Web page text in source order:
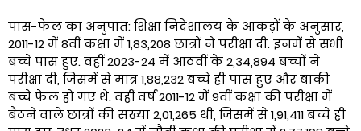
पास-फेल का अनुपात: शिक्षा निदेशालय के आकड़ों के अनुसार,
2011-12 में 8वीं कक्षा में 1,83,208 छात्रों ने परीक्षा दी. इनमें से सभी
बच्चे पास हुए. वहीं 2023-24 में आठवीं के 2,34,894 बच्चों ने
परीक्षा दी, जिसमें से मात्र 1,88,232 बच्चे ही पास हुए और बाकी
बच्चे फेल हो गए थे. वहीं वर्ष 2011-12 में 9वीं कक्षा की परीक्षा में
बैठने वाले छात्रों की संख्या 2,01,265 थी, जिसमें से 1,91,411 बच्चे ही